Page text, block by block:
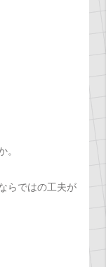
。
らではの工夫が